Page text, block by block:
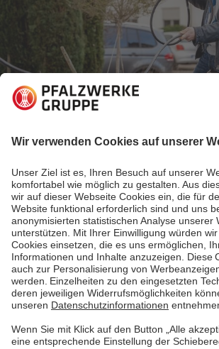
28.03.2023
THG-Prämie erhalten - so geht`s
Wer wie Florian Giermann ein
fährt, spart CO2. Das kann er als
Treibhausgasminderungs-Quote
handeln, beispielsweise über die
„Einfacher geht’s nicht.“
Mehr lesen
Mehr lesen